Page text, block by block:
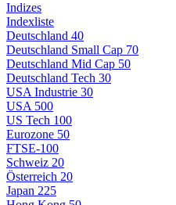
Indizes
Indexliste
Deutschland 40
Deutschland Small Cap 70
Deutschland Mid Cap 50
Deutschland Tech 30
USA Industrie 30
USA 500
US Tech 100
Eurozone 50
FTSE-100
Schweiz 20
Österreich 20
Japan 225